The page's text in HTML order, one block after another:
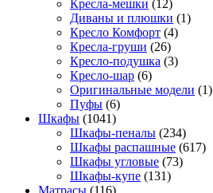
Кресла-мешки (12)
Диваны и плюшки (1)
Кресло Комфорт (4)
Кресла-груши (26)
Кресло-подушка (3)
Кресло-шар (6)
Оригинальные модели (1)
Пуфы (6)
Шкафы (1041)
Шкафы-пеналы (234)
Шкафы распашные (617)
Шкафы угловые (73)
Шкафы-купе (131)